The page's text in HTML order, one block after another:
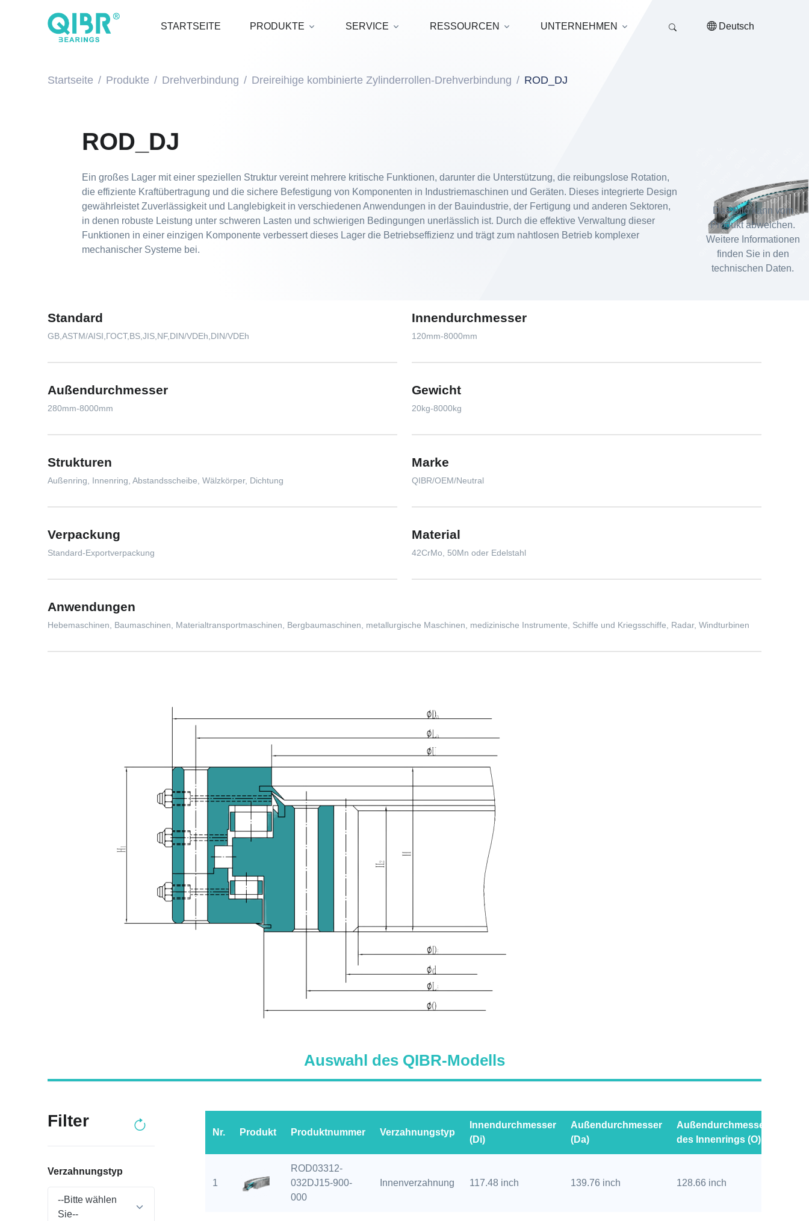
STARTSEITE PRODUKTE SERVICE RESSOURCEN UNTERNEHMEN Deutsch
Startseite Produkte Drehverbindung Dreireihige kombinierte Zylinderrollen-Drehverbindung ROD_DJ
Das Bild kann vom
Produkt abweichen.
Weitere Informationen
finden Sie in den
technischen Daten.
ROD_DJ
Ein großes Lager mit einer speziellen Struktur vereint mehrere kritische Funktionen, darunter die Unterstützung, die reibungslose Rotation,
die effiziente Kraftübertragung und die sichere Befestigung von Komponenten in Industriemaschinen und Geräten. Dieses integrierte Design
gewährleistet Zuverlässigkeit und Langlebigkeit in verschiedenen Anwendungen in der Bauindustrie, der Fertigung und anderen Sektoren,
in denen robuste Leistung unter schweren Lasten und schwierigen Bedingungen unerlässlich ist. Durch die effektive Verwaltung dieser
Funktionen in einer einzigen Komponente verbessert dieses Lager die Betriebseffizienz und trägt zum nahtlosen Betrieb komplexer
mechanischer Systeme bei.
Standard
GB,ASTM/AISI,ГОСТ,BS,JIS,NF,DIN/VDEh,DIN/VDEh
Innendurchmesser
120mm-8000mm
Außendurchmesser
280mm-8000mm
Gewicht
20kg-8000kg
Strukturen
Außenring, Innenring, Abstandsscheibe, Wälzkörper, Dichtung
Marke
QIBR/OEM/Neutral
Verpackung
Standard-Exportverpackung
Material
42CrMo, 50Mn oder Edelstahl
Anwendungen
Hebemaschinen, Baumaschinen, Materialtransportmaschinen, Bergbaumaschinen, metallurgische Maschinen, medizinische Instrumente, Schiffe und Kriegsschiffe, Radar, Windturbinen
Auswahl des QIBR-Modells
Filter
Verzahnungstyp
--Bitte wählen
Sie--
Nr. Produkt Produktnummer Verzahnungstyp
Innendurchmesser
(Di)
Außendurchmesser
(Da)
Außendurchmesser
des Innenrings (O)
1
ROD03312-
032DJ15-900-
000
Innenverzahnung 117.48 inch 139.76 inch 128.66 inch